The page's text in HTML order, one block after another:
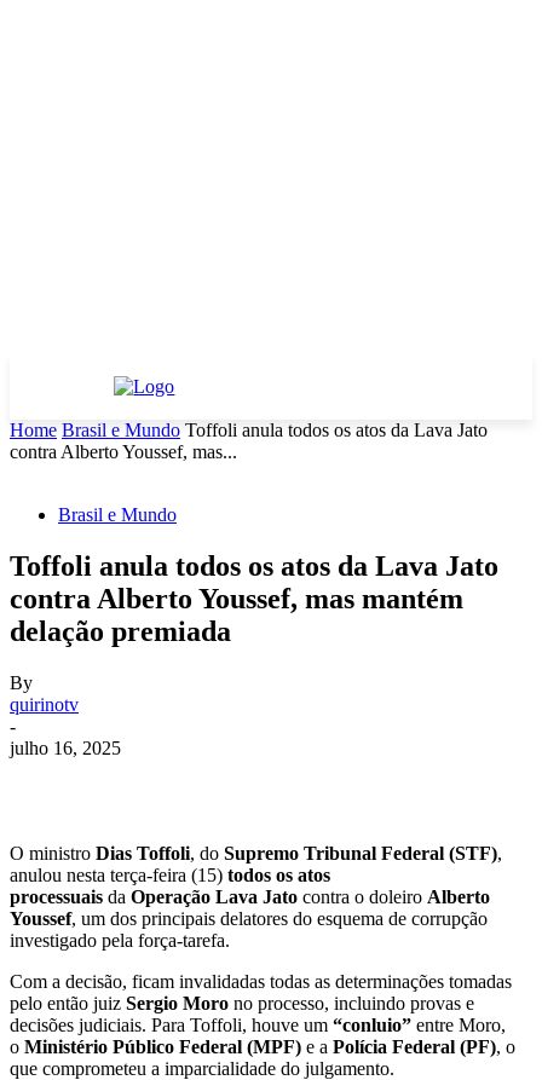
Home Brasil e Mundo Toffoli anula todos os atos da Lava Jato
contra Alberto Youssef, mas...
Brasil e Mundo
Toffoli anula todos os atos da Lava Jato
contra Alberto Youssef, mas mantém
delação premiada
By
quirinotv
-
julho 16, 2025
O ministro Dias Toffoli, do Supremo Tribunal Federal (STF),
anulou nesta terça-feira (15) todos os atos
processuais da Operação Lava Jato contra o doleiro Alberto
Youssef, um dos principais delatores do esquema de corrupção
investigado pela força-tarefa.
Com a decisão, ficam invalidadas todas as determinações tomadas
pelo então juiz Sergio Moro no processo, incluindo provas e
decisões judiciais. Para Toffoli, houve um “conluio” entre Moro,
o Ministério Público Federal (MPF) e a Polícia Federal (PF), o
que comprometeu a imparcialidade do julgamento.